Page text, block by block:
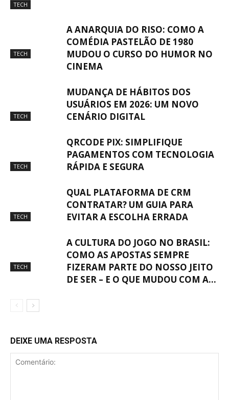
TECH
TECH
A ANARQUIA DO RISO: COMO A
COMÉDIA PASTELÃO DE 1980
MUDOU O CURSO DO HUMOR NO
CINEMA
TECH
MUDANÇA DE HÁBITOS DOS
USUÁRIOS EM 2026: UM NOVO
CENÁRIO DIGITAL
TECH
QRCODE PIX: SIMPLIFIQUE
PAGAMENTOS COM TECNOLOGIA
RÁPIDA E SEGURA
TECH
QUAL PLATAFORMA DE CRM
CONTRATAR? UM GUIA PARA
EVITAR A ESCOLHA ERRADA
TECH
A CULTURA DO JOGO NO BRASIL:
COMO AS APOSTAS SEMPRE
FIZERAM PARTE DO NOSSO JEITO
DE SER – E O QUE MUDOU COM A...
DEIXE UMA RESPOSTA